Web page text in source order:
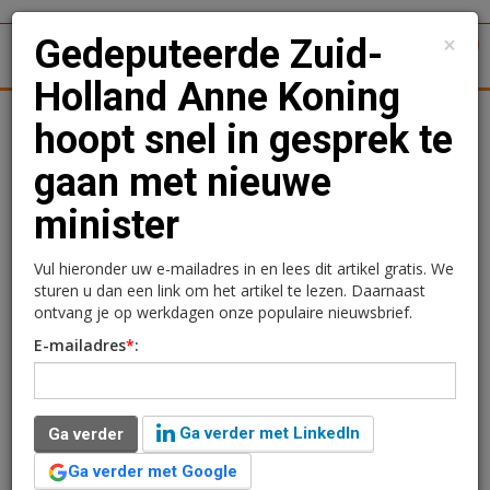
Kantoren
Gedeputeerde Zuid-
Holland Anne Koning
hoopt snel in gesprek te
gaan met nieuwe minister
×
Gedeputeerde Zuid-
Holland Anne Koning
hoopt snel in gesprek te
gaan met nieuwe
minister
Vul hieronder uw e-mailadres in en lees dit artikel gratis. We
sturen u dan een link om het artikel te lezen. Daarnaast
ontvang je op werkdagen onze populaire nieuwsbrief.
E-mailadres*:
Ga verder
Ga verder met LinkedIn
Ga verder met Google